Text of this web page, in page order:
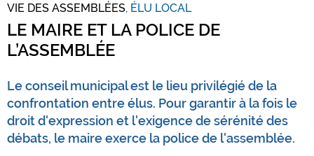
VIE DES ASSEMBLÉES ÉLU LOCAL
LE MAIRE ET LA POLICE DE
L’ASSEMBLÉE
Le conseil municipal est le lieu privilégié de la
confrontation entre élus. Pour garantir à la fois le
droit d'expression et l'exigence de sérénité des
débats, le maire exerce la police de l'assemblée.